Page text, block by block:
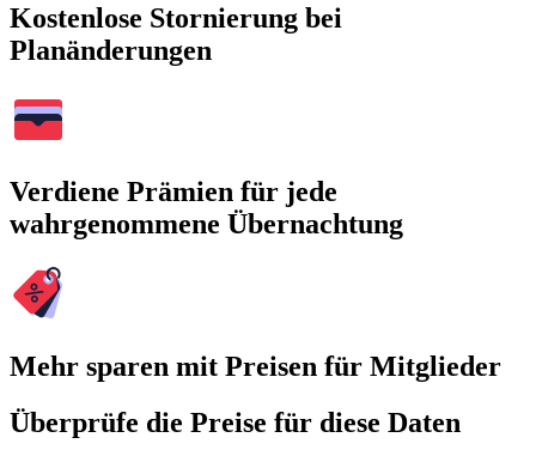
Kostenlose Stornierung bei
Planänderungen
Verdiene Prämien für jede
wahrgenommene Übernachtung
Mehr sparen mit Preisen für Mitglieder
Überprüfe die Preise für diese Daten